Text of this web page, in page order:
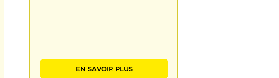
EN SAVOIR PLUS